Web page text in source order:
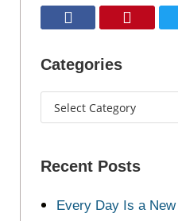
Categories
Recent Posts
Every Day Is a